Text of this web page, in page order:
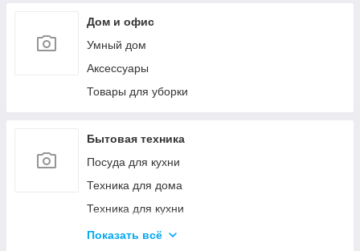
Бумажная продукция
Папки для хранения и сортировки документов
Степлеры и Дыроколы
Канцелярские ножи и ножницы
Товары для творчества
Дом и офис
Умный дом
Аксессуары
Товары для уборки
Бытовая техника
Посуда для кухни
Техника для дома
Техника для кухни
Красота и здоровье
Показать всё